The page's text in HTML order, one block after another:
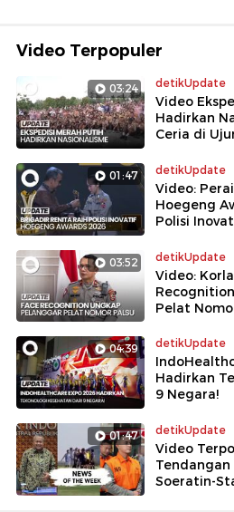
Video Terpopuler
03:24 detikUpdate
Video
Hadirkan
Ceria di
01:47 detikUpdate
Video:
Hoegeng
Polisi
03:52 detikUpdate
Video:
Pelat
04:39 detikUpdate
Hadirkan
9 Negara!
01:47 detikUpdate
Video
Soeratin-